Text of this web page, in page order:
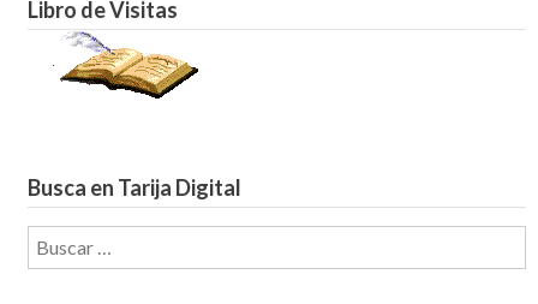
Libro de Visitas
Busca en Tarija Digital
Buscar: